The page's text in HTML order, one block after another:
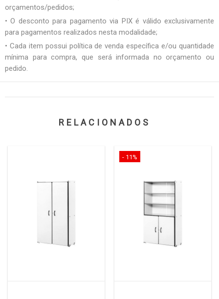
orçamentos/pedidos;
• O desconto para pagamento via PIX é válido exclusivamente
para pagamentos realizados nesta modalidade;
• Cada item possui política de venda específica e/ou quantidade
mínima para compra, que será informada no orçamento ou
pedido.
RELACIONADOS
- 11%